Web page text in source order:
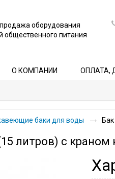
оборудования
общественного питания
О КОМПАНИИ ОПЛАТА,
баки для воды
литров) с